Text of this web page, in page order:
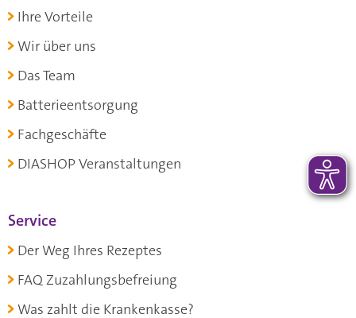
Ihre Vorteile
Wir über uns
Das Team
Batterieentsorgung
Fachgeschäfte
DIASHOP Veranstaltungen
Service
Der Weg Ihres Rezeptes
FAQ Zuzahlungsbefreiung
Was zahlt die Krankenkasse?